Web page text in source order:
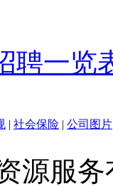
聘一览
| 社会保险 | 公司图片
源服